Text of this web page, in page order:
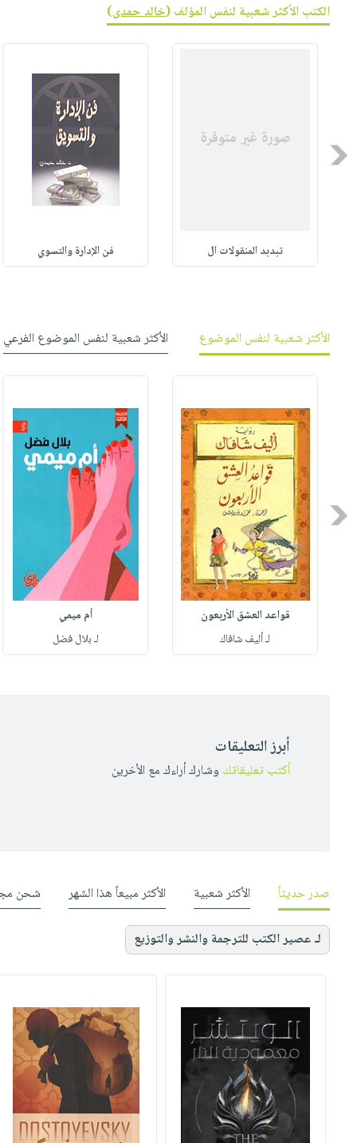
صابون
أطفال
فيديوهات
أسئلة
وفرات
عربة
التسوق
الكتب الأكثر شعبية لنفس المؤلف (خالد حمدى)
Previous
تبدبد المنقولات ال فن الإدارة والتسوي
الأكثر شعبية لنفس الموضوع الأكثر شعبية لنفس الموضوع الفرعي
Previous
قواعد العشق الأربعون
لـ أليف شافاك
أم ميمي
لـ بلال فضل
أبرز التعليقات
أكتب تعليقاتك وشارك أراءك مع الأخرين
صدر حديثاً الأكثر شعبية الأكثر مبيعاً هذا الشهر شحن
لـ عصير الكتب للترجمة والنشر والتوزيع